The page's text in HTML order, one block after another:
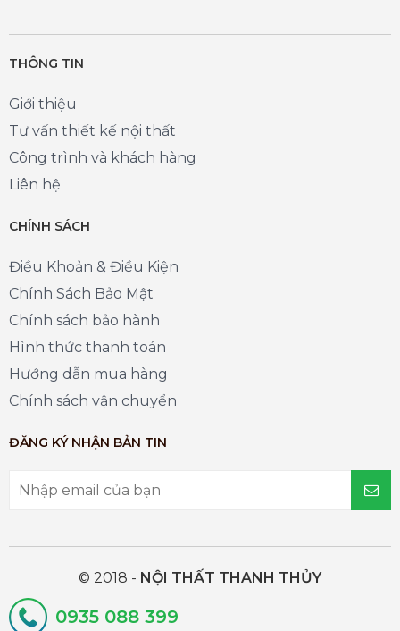
0935 088 399
THÔNG TIN
Giới thiệu
Tư vấn thiết kế nội thất
Công trình và khách hàng
Liên hệ
CHÍNH SÁCH
Điều Khoản & Điều Kiện
Chính Sách Bảo Mật
Chính sách bảo hành
Hình thức thanh toán
Hướng dẫn mua hàng
Chính sách vận chuyển
ĐĂNG KÝ NHẬN BẢN TIN
© 2018 - NỘI THẤT THANH THỦY